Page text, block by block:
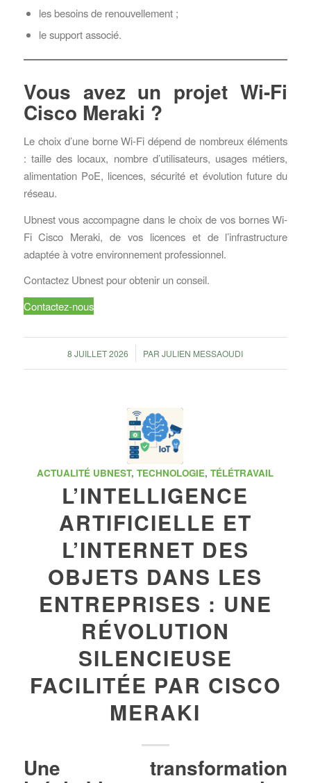
les besoins de renouvellement ;
le support associé.
Vous avez un projet Wi-Fi
Cisco Meraki ?
Le choix d’une borne Wi-Fi dépend de nombreux éléments
: taille des locaux, nombre d’utilisateurs, usages métiers,
alimentation PoE, licences, sécurité et évolution future du
réseau.
Ubnest vous accompagne dans le choix de vos bornes Wi-
Fi Cisco Meraki, de vos licences et de l’infrastructure
adaptée à votre environnement professionnel.
Contactez Ubnest pour obtenir un conseil.
Contactez-nous
8 JUILLET 2026
/ PARJULIEN MESSAOUDI
ACTUALITÉ UBNEST,TECHNOLOGIE,TÉLÉTRAVAIL
L’INTELLIGENCE
ARTIFICIELLE ET
L’INTERNET DES
OBJETS DANS LES
ENTREPRISES : UNE
RÉVOLUTION
SILENCIEUSE
FACILITÉE PAR CISCO
MERAKI
Une transformation